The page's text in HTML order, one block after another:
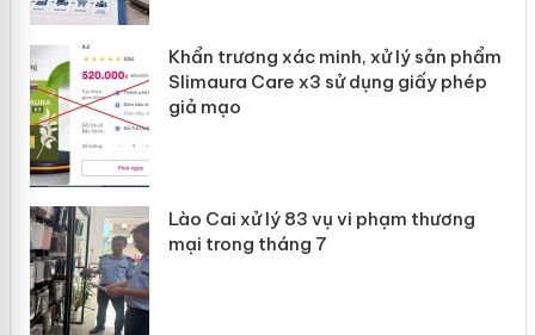
Khẩn trương xác minh, xử lý sản phẩm
Slimaura Care x3 sử dụng giấy phép
giả mạo
Lào Cai xử lý 83 vụ vi phạm thương
mại trong tháng 7